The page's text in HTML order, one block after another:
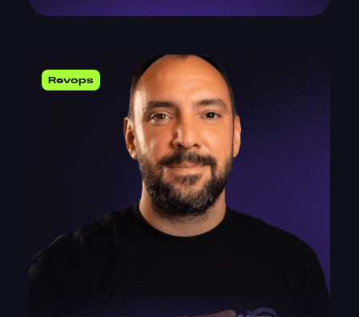
Revops